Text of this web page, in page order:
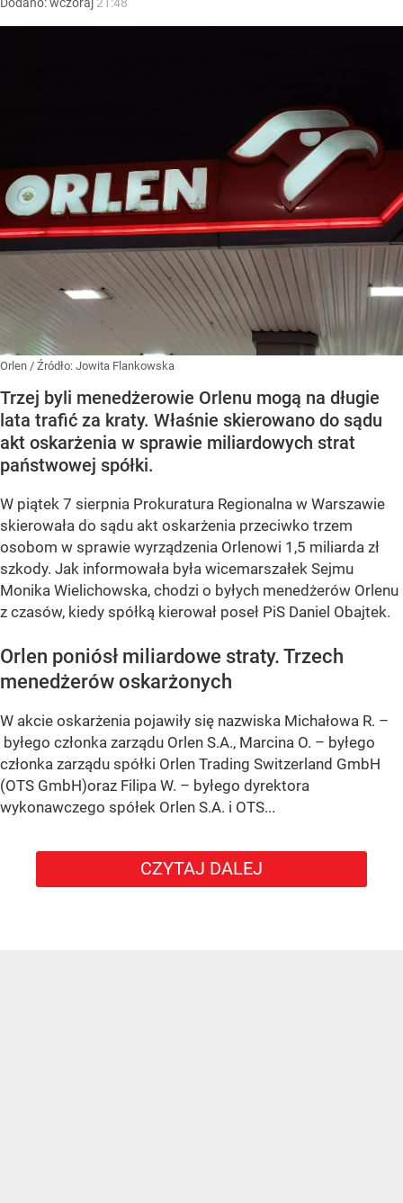
Orlen / Źródło: Jowita Flankowska
Trzej byli menedżerowie Orlenu mogą na długie
lata trafić za kraty. Właśnie skierowano do sądu
akt oskarżenia w sprawie miliardowych strat
państwowej spółki.
W piątek 7 sierpnia Prokuratura Regionalna w Warszawie
skierowała do sądu akt oskarżenia przeciwko trzem
osobom w sprawie wyrządzenia Orlenowi 1,5 miliarda zł
szkody. Jak informowała była wicemarszałek Sejmu
Monika Wielichowska, chodzi o byłych menedżerów Orlenu
z czasów, kiedy spółką kierował poseł PiS Daniel Obajtek.
Orlen poniósł miliardowe straty. Trzech
menedżerów oskarżonych
W akcie oskarżenia pojawiły się nazwiska Michałowa R. –
byłego członka zarządu Orlen S.A., Marcina O. – byłego
członka zarządu spółki Orlen Trading Switzerland GmbH
(OTS GmbH)oraz Filipa W. – byłego dyrektora
wykonawczego spółek Orlen S.A. i OTS...
CZYTAJ DALEJ